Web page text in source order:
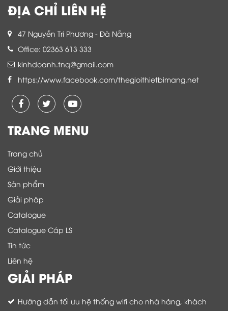
ĐỊA CHỈ LIÊN HỆ
47 Nguyễn Tri Phương - Đà Nẵng
Office: 02363 613 333
kinhdoanh.tnq@gmail.com
https://www.facebook.com/thegioithietbimang.net
TRANG MENU
Trang chủ
Giới thiệu
Sản phẩm
Giải pháp
Catalogue
Catalogue Cáp LS
Tin tức
Liên hệ
GIẢI PHÁP
Hướng dẫn tối ưu hệ thống wifi cho nhà hàng, khách